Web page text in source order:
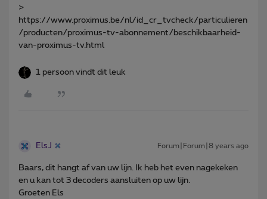
>
https://www.proximus.be/nl/id_cr_tvcheck/particulieren
/producten/proximus-tv-abonnement/beschikbaarheid-
van-proximus-tv.html
1 persoon vindt dit leuk
ElsJ Forum|Forum|8 years ago
Baars, dit hangt af van uw lijn. Ik heb het even nagekeken
en u kan tot 3 decoders aansluiten op uw lijn.
Groeten Els